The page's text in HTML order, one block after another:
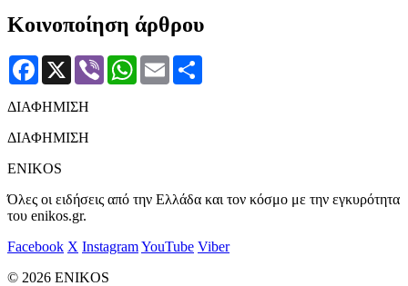
Κοινοποίηση άρθρου
Facebook
X Viber WhatsApp
Email
ΔΙΑΦΗΜΙΣΗ
ΔΙΑΦΗΜΙΣΗ
ENIKOS
Όλες οι ειδήσεις από την Ελλάδα και τον κόσμο με την εγκυρότητα
του enikos.gr.
Facebook X InstagramYouTube Viber
© 2026 ENIKOS